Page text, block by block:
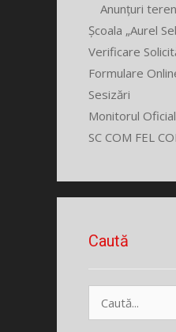
Anunțuri teren
Școala „Aurel
Verificare
Formulare
Sesizări
Monitorul
SC COM FEL
Caută
după: